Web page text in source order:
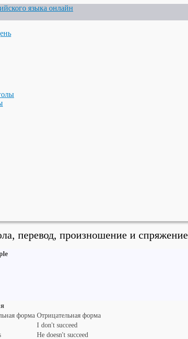
перевод, произношение и спряжение
форма Отрицательная форма
I don't succeed
He doesn't succeed